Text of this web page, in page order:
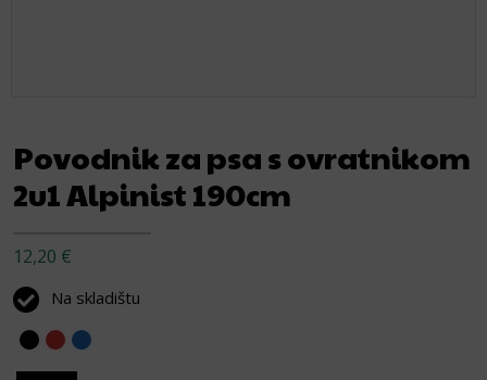
Povodnik za psa s ovratnikom
2u1 Alpinist 190cm
12,20 €
Na skladištu